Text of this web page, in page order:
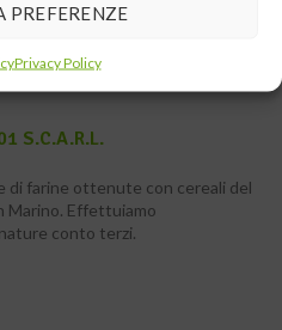
PREFERENZE
Privacy Policy
S.c.a.r.l.
di farine ottenute con cereali del
Marino. Effettuiamo
conto terzi.